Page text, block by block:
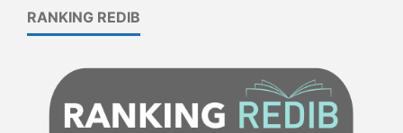
RANKING REDIB